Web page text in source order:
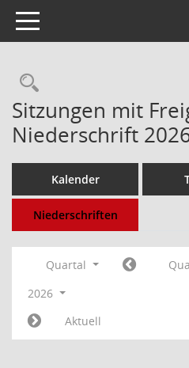
Toggle navigation
Rechercheauswahl
Sitzungen mit
Niederschrift
Kalender
Niederschriften
Quartal
2026
Aktuell